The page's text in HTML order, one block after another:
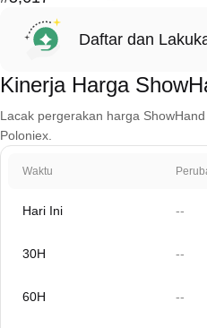
Daftar dan
Kinerja Harga
Lacak pergerakan harga
Poloniex.
Waktu
Hari Ini --
30H --
60H --